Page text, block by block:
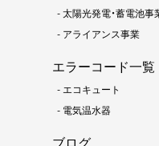
-太陽光発電・蓄電池事
- アライアンス事業
エラーコード一覧
-エコキュート
- 電気温水器
ブログ